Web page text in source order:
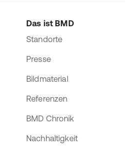
Das ist BMD
Standorte
Presse
Bildmaterial
Referenzen
BMD Chronik
Nachhaltigkeit